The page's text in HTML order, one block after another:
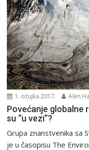
1. ožujka 2017. Alen
Povećanje globalne
su “u vezi”?
Grupa znanstvenika sa
je u časopisu The